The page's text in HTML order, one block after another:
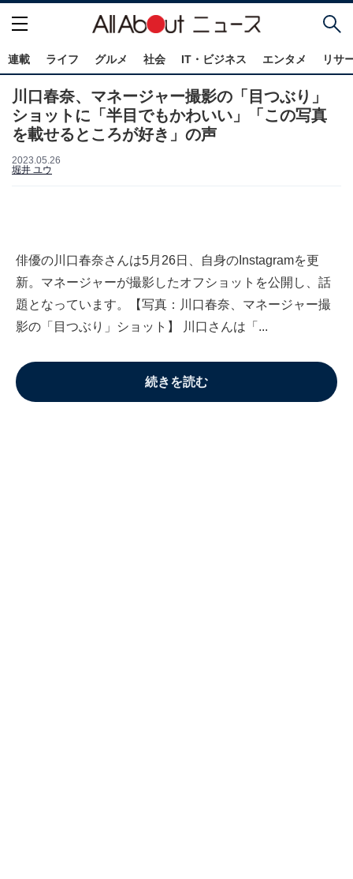
連載 ライフ グルメ 社会 IT・ビジネス エンタメ リサ
川口春奈、マネージャー撮影の「目つぶり」
ショットに「半目でもかわいい」「この写真
を載せるところが好き」の声
2023.05.26
堀井 ユウ
俳優の川口春奈さんは5月26日、自身のInstagramを更
新。マネージャーが撮影したオフショットを公開し、話
題となっています。【写真：川口春奈、マネージャー撮
影の「目つぶり」ショット】 川口さんは「...
続きを読む